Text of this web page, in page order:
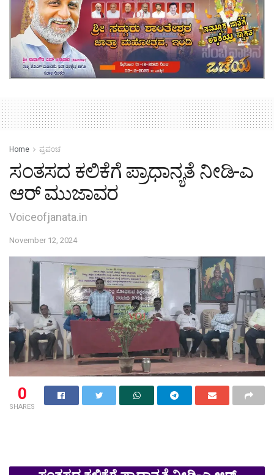
Home ಪ್ರಪಂಚ
ಸಂತಸದ ಕಲಿಕೆಗೆ ಪ್ರಾಧಾನ್ಯತೆ ನೀಡಿ-ಎ
ಆರ್ ಮುಜಾವರ
Voiceofjanata.in
November 12, 2024
0
SHARES